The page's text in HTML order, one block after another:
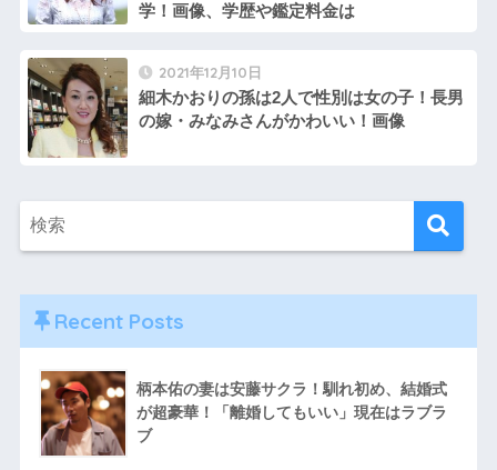
学！画像、学歴や鑑定料金は
2021年12月10日
細木かおりの孫は2人で性別は女の子！長男
の嫁・みなみさんがかわいい！画像
Recent Posts
柄本佑の妻は安藤サクラ！馴れ初め、結婚式
が超豪華！「離婚してもいい」現在はラブラ
ブ